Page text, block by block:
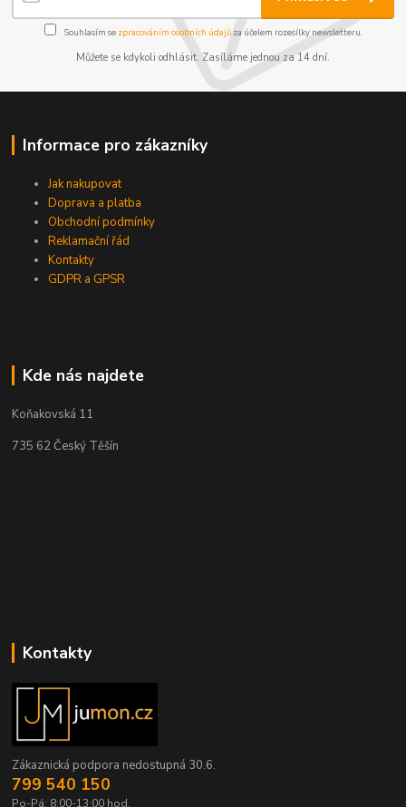
Souhlasím se zpracováním osobních údajůza účelem rozesílky newsletteru.
Můžete se kdykoli odhlásit. Zasíláme jednou za 14 dní.
Informace pro zákazníky
Jak nakupovat
Doprava a platba
Obchodní podmínky
Reklamační řád
Kontakty
GDPR a GPSR
Kde nás najdete
Koňakovská 11
735 62 Český Těšín
Kontakty
Zákaznická podpora nedostupná 30.6.
799 540 150
Po-Pá: 8:00-13:00 hod.